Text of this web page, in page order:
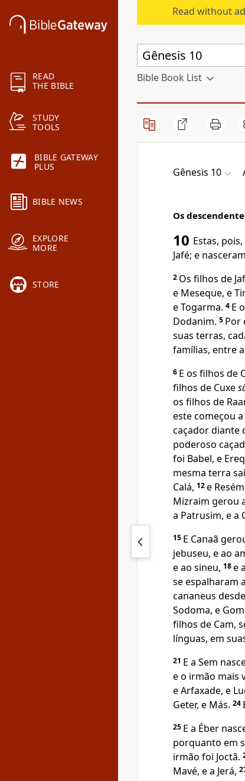
READ
THE BIBLE
STUDY
TOOLS
BIBLE GATEWAY
PLUS
BIBLE NEWS
EXPLORE
MORE
STORE
Read without
Bible Book List
Gênesis 10
Os
10 Estas,
Jafé; e
2 Os filhos de
e Meseque, e
e Togarma. 4 E
Dodanim. 5 Por
suas terras,
famílias, entre
6 E os filhos de
filhos de Cuxe
os filhos de
este começou
caçador diante
poderoso
foi Babel, e
mesma terra
Calá, 12e
Mizraim gerou
a Patrusim, e a
15 E Canaã
jebuseu, e ao
e ao sineu, 18e
se espalharam
cananeus
Sodoma, e
filhos de Cam,
línguas, em
21 E a Sem
e o irmão mais
e Arfaxade, e
Geter, e Más. 24
25 E a Éber
porquanto em
irmão foi Joctã.
Mavé, e a Jerá,